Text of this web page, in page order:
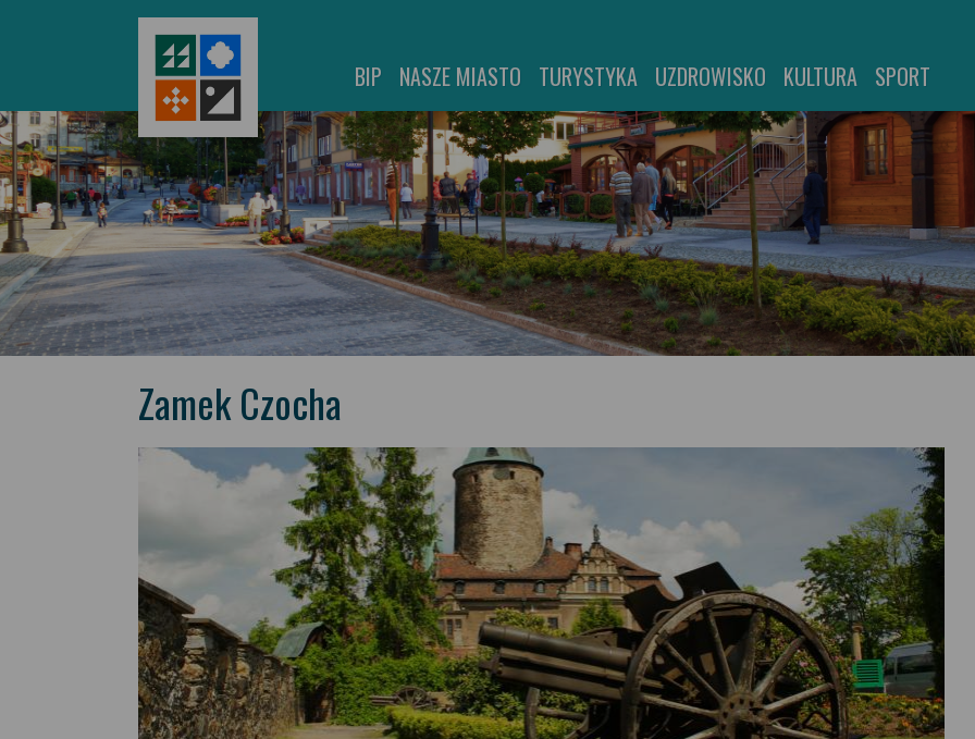
BIP NASZE MIASTO TURYSTYKA UZDROWISKO KULTURA SPORT
Zamek Czocha